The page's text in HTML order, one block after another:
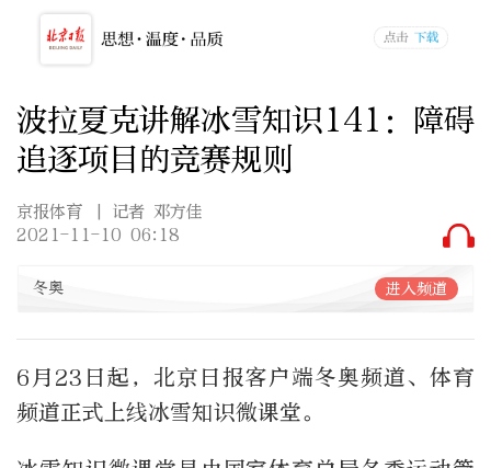
波拉夏克讲解冰雪知识141：障碍
追逐项目的竞赛规则
京报体育
| 记者 邓方佳
2021-11-10 06:18
冬奥 进入频道
6月23日起，北京日报客户端冬奥频道、体育
频道正式上线冰雪知识微课堂。